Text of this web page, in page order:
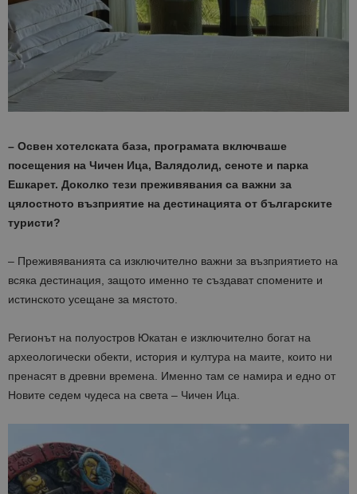
– Освен хотелската база, програмата включваше
посещения на Чичен Ица, Валядолид, сеноте и парка
Ешкарет. Доколко тези преживявания са важни за
цялостното възприятие на дестинацията от българските
туристи?
– Преживяванията са изключително важни за възприятието на
всяка дестинация, защото именно те създават спомените и
истинското усещане за мястото.
Регионът на полуостров Юкатан е изключително богат на
археологически обекти, история и култура на маите, които ни
пренасят в древни времена. Именно там се намира и едно от
Новите седем чудеса на света – Чичен Ица.